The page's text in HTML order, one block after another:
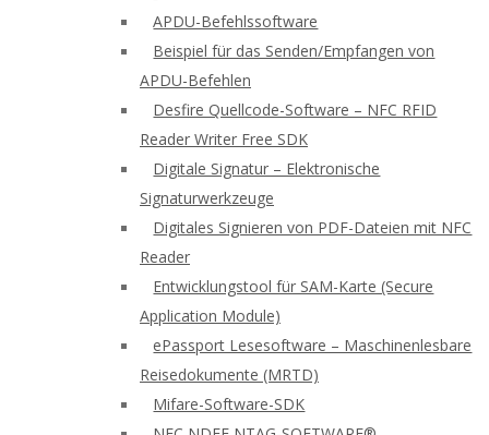
APDU-Befehlssoftware
Beispiel für das Senden/Empfangen von
APDU-Befehlen
Desfire Quellcode-Software – NFC RFID
Reader Writer Free SDK
Digitale Signatur – Elektronische
Signaturwerkzeuge
Digitales Signieren von PDF-Dateien mit NFC
Reader
Entwicklungstool für SAM-Karte (Secure
Application Module)
ePassport Lesesoftware – Maschinenlesbare
Reisedokumente (MRTD)
Mifare-Software-SDK